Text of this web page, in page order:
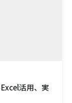
活用、実